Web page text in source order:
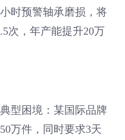
时预警轴承磨损，将
次，年产能提升20万
型困境：某国际品牌
万件，同时要求3天